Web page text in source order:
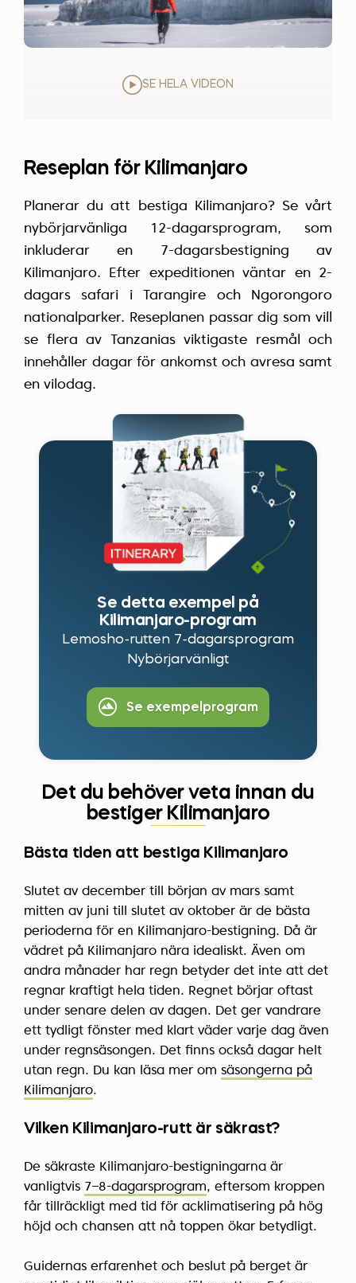
SE HELA VIDEON
Reseplan för Kilimanjaro
Planerar du att bestiga Kilimanjaro? Se vårt
nybörjarvänliga 12-dagarsprogram, som
inkluderar en 7-dagarsbestigning av
Kilimanjaro. Efter expeditionen väntar en 2-
dagars safari i Tarangire och Ngorongoro
nationalparker. Reseplanen passar dig som vill
se flera av Tanzanias viktigaste resmål och
innehåller dagar för ankomst och avresa samt
en vilodag.
Se detta exempel på
Kilimanjaro-program
Lemosho-rutten 7-dagarsprogram
Nybörjarvänligt
Se exempelprogram
Det du behöver veta innan du
bestiger Kilimanjaro
Bästa tiden att bestiga Kilimanjaro
Slutet av december till början av mars samt
mitten av juni till slutet av oktober är de bästa
perioderna för en Kilimanjaro-bestigning. Då är
vädret på Kilimanjaro nära idealiskt. Även om
andra månader har regn betyder det inte att det
regnar kraftigt hela tiden. Regnet börjar oftast
under senare delen av dagen. Det ger vandrare
ett tydligt fönster med klart väder varje dag även
under regnsäsongen. Det finns också dagar helt
utan regn. Du kan läsa mer om säsongerna på
Kilimanjaro.
Vilken Kilimanjaro-rutt är säkrast?
De säkraste Kilimanjaro-bestigningarna är
vanligtvis 7–8-dagarsprogram, eftersom kroppen
får tillräckligt med tid för acklimatisering på hög
höjd och chansen att nå toppen ökar betydligt.
Guidernas erfarenhet och beslut på berget är